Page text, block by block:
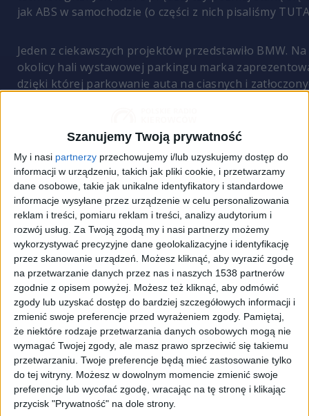
Szanujemy Twoją prywatność
My i nasi partnerzy przechowujemy i/lub uzyskujemy dostęp do
informacji w urządzeniu, takich jak pliki cookie, i przetwarzamy
dane osobowe, takie jak unikalne identyfikatory i standardowe
informacje wysyłane przez urządzenie w celu personalizowania
reklam i treści, pomiaru reklam i treści, analizy audytorium i
rozwój usług. Za Twoją zgodą my i nasi partnerzy możemy
wykorzystywać precyzyjne dane geolokalizacyjne i identyfikację
przez skanowanie urządzeń. Możesz kliknąć, aby wyrazić zgodę
na przetwarzanie danych przez nas i naszych 1538 partnerów
zgodnie z opisem powyżej. Możesz też kliknąć, aby odmówić
zgody lub uzyskać dostęp do bardziej szczegółowych informacji i
zmienić swoje preferencje przed wyrażeniem zgody. Pamiętaj,
że niektóre rodzaje przetwarzania danych osobowych mogą nie
wymagać Twojej zgody, ale masz prawo sprzeciwić się takiemu
przetwarzaniu. Twoje preferencje będą mieć zastosowanie tylko
do tej witryny. Możesz w dowolnym momencie zmienić swoje
preferencje lub wycofać zgodę, wracając na tę stronę i klikając
przycisk "Prywatność" na dole strony.
jak ABS w samochodzie (o części z nich pisaliśmy
Jeden z ciekawszych projektów przedstawiło BMW.
okolicy hali wystawowej parkingu marka
dzięki której parkowanie auta na ciasnych i
Film pokazuje kierowcę, który wysiadając z